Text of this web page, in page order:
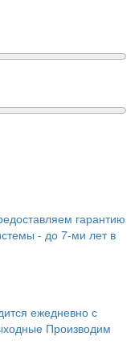
гарантию
- до 7-ми лет в
ежедневно с
Производим